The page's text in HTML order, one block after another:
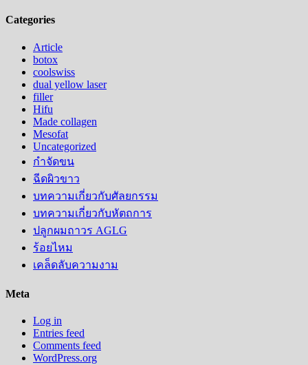
Categories
Article
botox
coolswiss
dual yellow laser
filler
Hifu
Made collagen
Mesofat
Uncategorized
กำจัดขน
ฉีดผิวขาว
บทความเกี่ยวกับศัลยกรรม
บทความเกี่ยวกับหัตถการ
ปลูกผมถาวร AGLG
ร้อยไหม
เคล็ดลับความงาม
Meta
Log in
Entries feed
Comments feed
WordPress.org